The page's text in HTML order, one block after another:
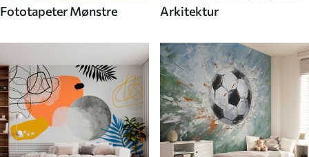
Fototapeter Mønstre Arkitektur